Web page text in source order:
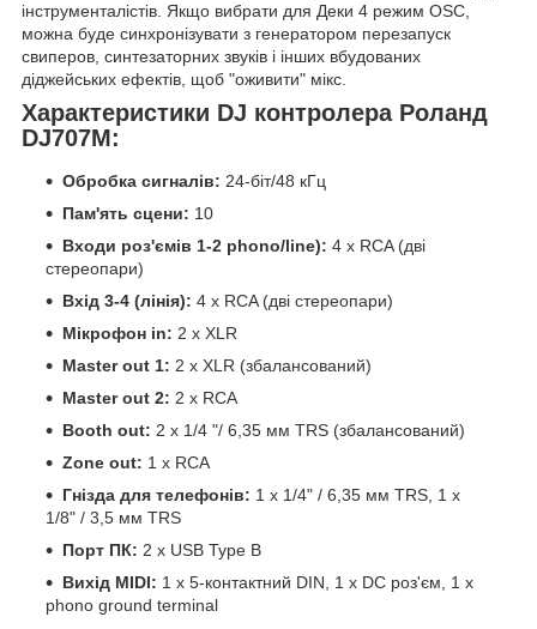
інструменталістів. Якщо вибрати для Деки 4 режим OSC,
можна буде синхронізувати з генератором перезапуск
свиперов, синтезаторних звуків і інших вбудованих
діджейських ефектів, щоб "оживити" мікс.
Характеристики DJ контролера Роланд
DJ707M:
Обробка сигналів: 24-біт/48 кГц
Пам'ять сцени: 10
Входи роз'ємів 1-2 phono/line): 4 x RCA (дві
стереопари)
Вхід 3-4 (лінія): 4 х RCA (дві стереопари)
Мікрофон in: 2 x XLR
Master out 1: 2 x XLR (збалансований)
Master out 2: 2 х RCA
Booth out: 2 x 1/4 "/ 6,35 мм TRS (збалансований)
Zone out: 1 х RCA
Гнізда для телефонів: 1 х 1/4" / 6,35 мм TRS, 1 х
1/8" / 3,5 мм TRS
Порт ПК: 2 х USB Type B
Вихід MIDI: 1 х 5-контактний DIN, 1 х DC роз'єм, 1 х
phono ground terminal